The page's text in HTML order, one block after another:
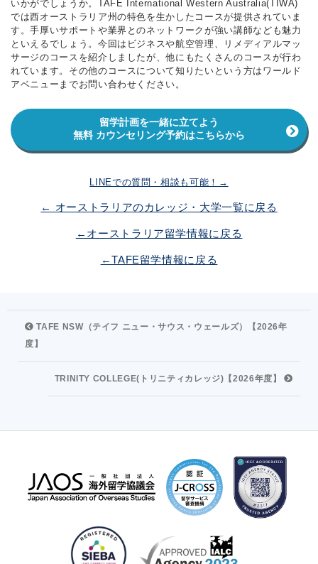
いかがでしょうか。TAFE International Western Australia(TIWA)
では西オーストラリア州の特色を生かしたコースが提供されていま
す。手厚いサポートや業界とのネットワークが強い講師なども魅力
といえるでしょう。今回はビジネスや航空管理、リメディアルマッ
サージのコースを紹介しましたが、他にもたくさんのコースが行わ
れています。その他のコースについて知りたいという方はワールド
アベニューまでお問い合わせください。
留学計画を一緒に立てよう
無料 カウンセリング予約はこちらから
LINEでの質問・相談も可能！→
← オーストラリアのカレッジ・大学一覧に戻る
←オーストラリア留学情報に戻る
←TAFE留学情報に戻る
TAFE NSW（テイフ ニュー・サウス・ウェールズ）【2026年
度】
TRINITY COLLEGE(トリニティカレッジ)【2026年度】